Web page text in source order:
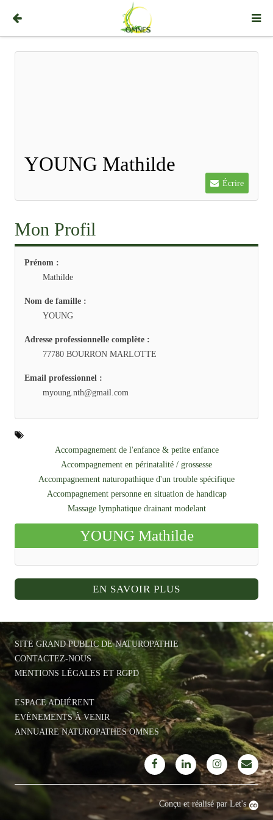
YOUNG Mathilde
Écrire
Mon Profil
Prénom :
Mathilde
Nom de famille :
YOUNG
Adresse professionnelle complète :
77780 BOURRON MARLOTTE
Email professionnel :
myoung.nth@gmail.com
Accompagnement de l'enfance & petite enfance
Accompagnement en périnatalité / grossesse
Accompagnement naturopathique d'un trouble spécifique
Accompagnement personne en situation de handicap
Massage lymphatique drainant modelant
YOUNG Mathilde
EN SAVOIR PLUS
SITE GRAND PUBLIC DE NATUROPATHIE
CONTACTEZ-NOUS
MENTIONS LÉGALES ET RGPD
ESPACE ADHÉRENT
EVÈNEMENTS À VENIR
ANNUAIRE NATUROPATHES OMNES
Conçu et réalisé par Let's